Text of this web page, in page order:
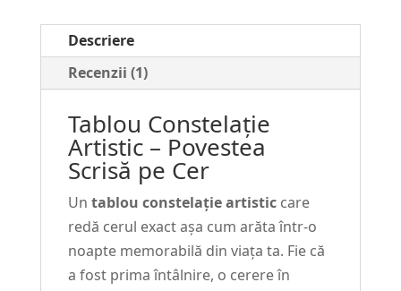
Descriere
Recenzii (1)
Tablou Constelație
Artistic – Povestea
Scrisă pe Cer
Un tablou constelație artisticcare
redă cerul exact așa cum arăta într-o
noapte memorabilă din viața ta. Fie că
a fost prima întâlnire, o cerere în